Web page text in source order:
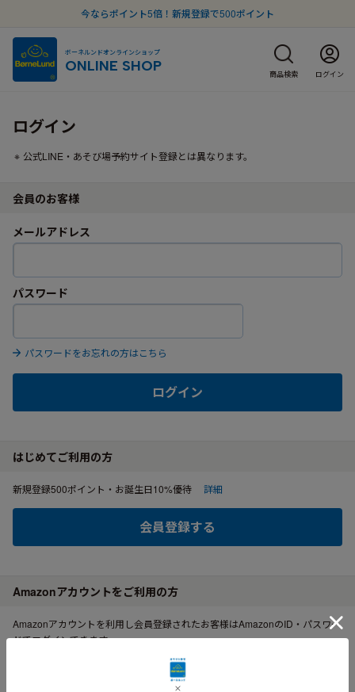
今ならポイント5倍！新規登録で500ポイント
ボーネルンドオンラインショップ
ONLINE SHOP 商品検索 ログイン
ログイン
公式LINE・あそび場予約サイト登録とは異なります。
会員のお客様
メールアドレス
パスワード
パスワードをお忘れの方はこちら
ログイン
はじめてご利用の方
新規登録500ポイント・お誕生日10%優待 詳細
会員登録する
Amazonアカウントをご利用の方
Amazonアカウントを利用し会員登録されたお客様はAmazonのID・パスワー
ドでログインできます。